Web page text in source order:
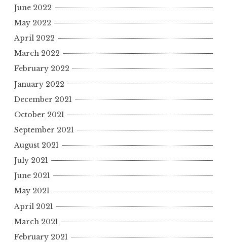
June 2022
May 2022
April 2022
March 2022
February 2022
January 2022
December 2021
October 2021
September 2021
August 2021
July 2021
June 2021
May 2021
April 2021
March 2021
February 2021